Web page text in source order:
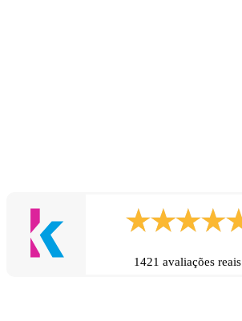
1421 avaliações reais